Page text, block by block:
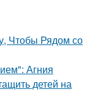
Чтобы Рядом со
Агния
детей на